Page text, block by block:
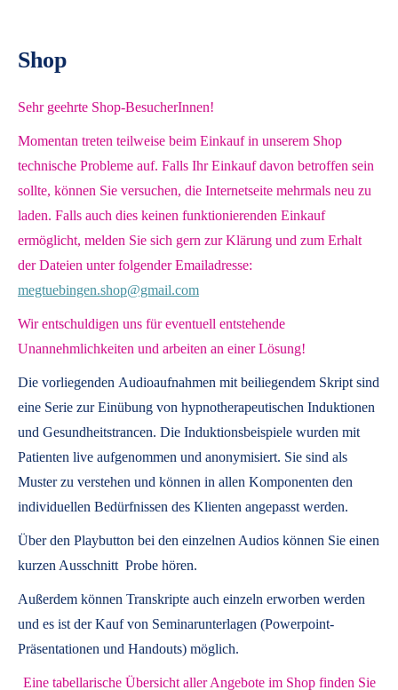
Shop
Sehr geehrte Shop-BesucherInnen!
Momentan treten teilweise beim Einkauf in unserem Shop
technische Probleme auf. Falls Ihr Einkauf davon betroffen sein
sollte, können Sie versuchen, die Internetseite mehrmals neu zu
laden. Falls auch dies keinen funktionierenden Einkauf
ermöglicht, melden Sie sich gern zur Klärung und zum Erhalt
der Dateien unter folgender Emailadresse:
megtuebingen.shop@gmail.com
Wir entschuldigen uns für eventuell entstehende
Unannehmlichkeiten und arbeiten an einer Lösung!
Die vorliegenden Audioaufnahmen mit beiliegendem Skript sind
eine Serie zur Einübung von hypnotherapeutischen Induktionen
und Gesundheitstrancen. Die Induktionsbeispiele wurden mit
Patienten live aufgenommen und anonymisiert. Sie sind als
Muster zu verstehen und können in allen Komponenten den
individuellen Bedürfnissen des Klienten angepasst werden.
Über den Playbutton bei den einzelnen Audios können Sie einen
kurzen Ausschnitt Probe hören.
Außerdem können Transkripte auch einzeln erworben werden
und es ist der Kauf von Seminarunterlagen (Powerpoint-
Präsentationen und Handouts) möglich.
Eine tabellarische Übersicht aller Angebote im Shop finden Sie